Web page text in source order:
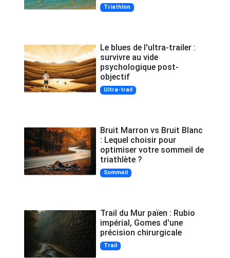
Triathlon
Le blues de l'ultra-trailer :
survivre au vide
psychologique post-
objectif
Ultra-trail
Bruit Marron vs Bruit Blanc
: Lequel choisir pour
optimiser votre sommeil de
triathlète ?
Sommeil
Trail du Mur païen : Rubio
impérial, Gomes d'une
précision chirurgicale
Trail